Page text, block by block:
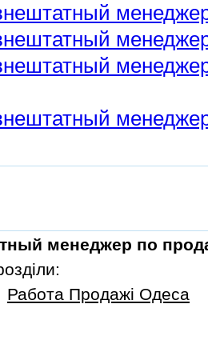
менеджер по
Работа Продажі Одеса